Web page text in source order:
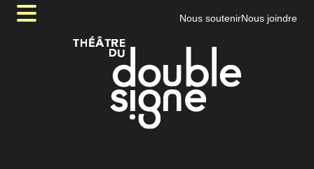

Accueil
Les productions
Nos Grandes Occasions
 Nous soutenirNous joindre